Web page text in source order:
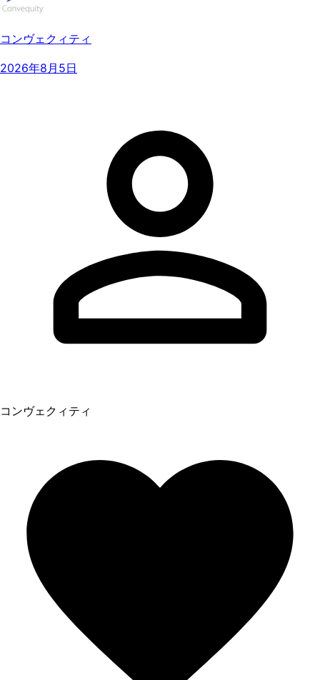
コンヴェクィティ
2026年8月5日
コンヴェクィティ